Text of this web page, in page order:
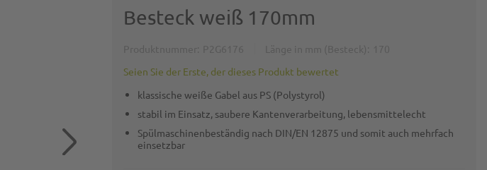
Besteck weiß 170mm
Seien Sie der Erste, der dieses Produkt bewertet
klassische weiße Gabel aus PS (Polystyrol)
stabil im Einsatz, saubere Kantenverarbeitung, lebensmittelecht
Spülmaschinenbeständig nach DIN/EN 12875 und somit auch mehrfach
einsetzbar